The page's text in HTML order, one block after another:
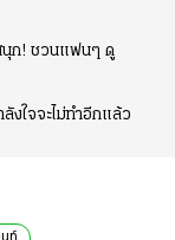
นุก! ชวนแฟนๆ ดู
งใจจะไม่ทำอีกแล้ว